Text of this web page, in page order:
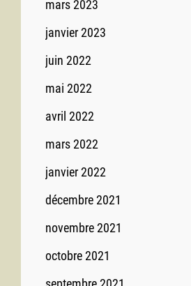
mars 2023
janvier 2023
juin 2022
mai 2022
avril 2022
mars 2022
janvier 2022
décembre 2021
novembre 2021
octobre 2021